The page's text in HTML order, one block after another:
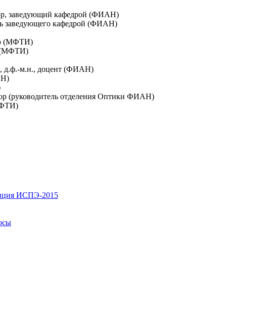
заведующий кафедрой (ФИАН)
заведующего кафедрой (ФИАН)
(МФТИ)
(МФТИ)
д.ф.-м.н., доцент (ФИАН)
(руководитель отделения Оптики ФИАН)
ИСПЭ-2015